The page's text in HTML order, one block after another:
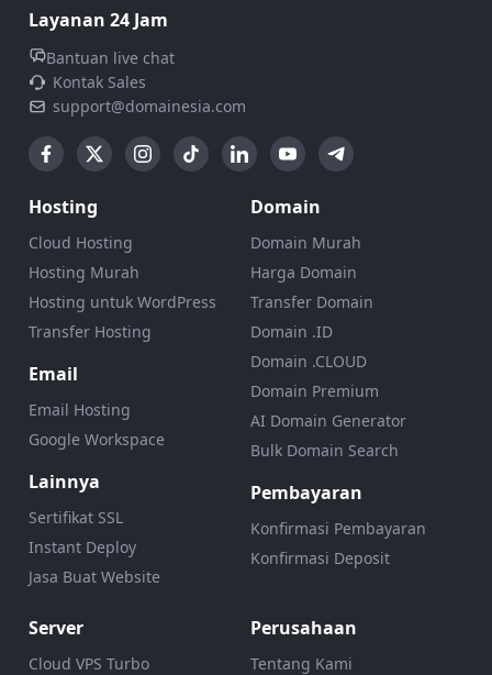
Layanan 24 Jam
Bantuan live chat
Kontak Sales
support@domainesia.com
Hosting
Cloud Hosting
Hosting Murah
Hosting untuk WordPress
Transfer Hosting
Email
Email Hosting
Google Workspace
Lainnya
Sertifikat SSL
Instant Deploy
Jasa Buat Website
Domain
Domain Murah
Harga Domain
Transfer Domain
Domain .ID
Domain .CLOUD
Domain Premium
AI Domain Generator
Bulk Domain Search
Pembayaran
Konfirmasi Pembayaran
Konfirmasi Deposit
Server
Cloud VPS Turbo
Perusahaan
Tentang Kami